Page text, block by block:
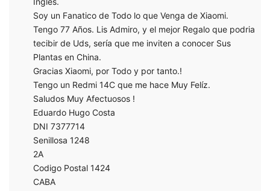
Soy un Fanatico de Todo lo que Venga de Xiaomi.
Tengo 77 Años. Lis Admiro, y el mejor Regalo que podria
tecibir de Uds, sería que me inviten a conocer Sus
Plantas en China.
Gracias Xiaomi, por Todo y por tanto.!
Tengo un Redmi 14C que me hace Muy Felíz.
Saludos Muy Afectuosos !
Eduardo Hugo Costa
DNI 7377714
Senillosa 1248
2A
Codigo Postal 1424
CABA